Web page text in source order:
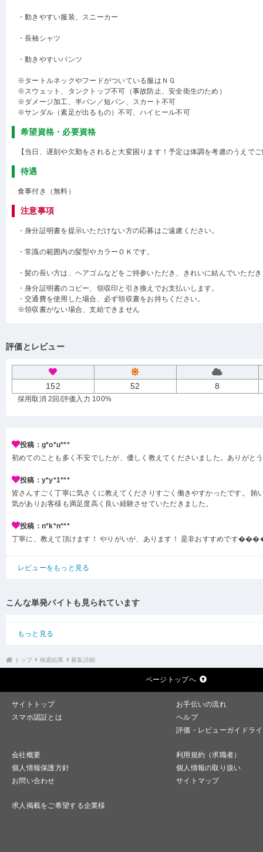
・動きやすい服装、スニーカー
・長袖シャツ
・動きやすいパンツ
※タートルネックやフードがついている服はＮＧ
※スウェット、タンクトップ不可（事故防止、安全衛生のため）
※ダメージ加工、半パン／短パン、スカート不可
※サンダル（素足が出るもの）不可、ハイヒール不可
希望資格・必要資格
【当日、遅刻や欠勤をされると大変困ります！予定は体調を考慮のうえで
待遇
食事付き（無料）
注意事項
・身分証明書を提示いただけない方の応募はご遠慮ください。
・常識の範囲内の髪型やカラーＯＫです。
・髪の長い方は、ヘアゴムなどをご持参いただき、きれいに結んでいただ
・身分証明書のコピー、領収印と引き換えでお支払いします。
・交通費を使用した場合、必ず領収書をお持ちください。
※領収書がない場合、支給できません
評価とレビュー
152 52 8
採用取消 2回 /評価入力 100%
投稿：g*o*u***
初めてのことも多く不安でしたが、優しく教えてくださいました。ありがと
投稿：y*y*1***
皆さんすごく丁寧に気さくに教えてくださりすごく働きやすかったです。 賄
気がありお客様も満足度高く良い経験させていただきました。
投稿：n*k*n***
丁寧に、教えて頂けます！ やりがいが、あります！ 是非おすすめです
レビューをもっと見る
こんな単発バイトも見られています
もっと見る
トップ 検索結果 募集詳細
ページトップへ
サイトトップ
お手伝いの流れ
スマホ認証とは
ヘルプ
評価・レビューガイドラ
会社概要
利用規約（求職者）
個人情報保護方針
個人情報の取り扱い
お問い合わせ
サイトマップ
求人掲載をご希望する企業様